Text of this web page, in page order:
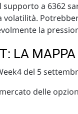
a 6362
volatilità.
la
LA
del 5
delle